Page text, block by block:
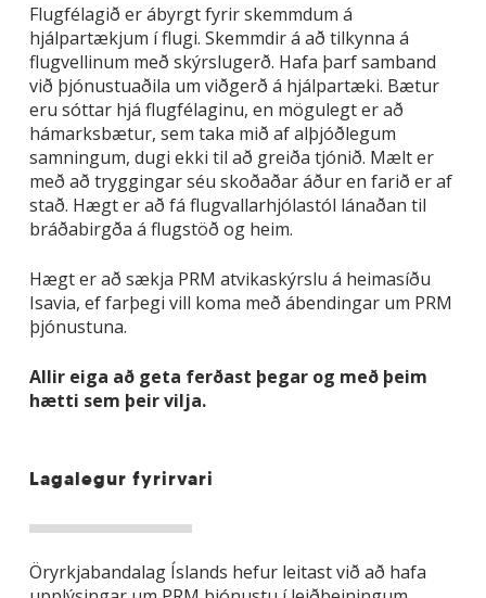
Flugfélagið er ábyrgt fyrir skemmdum á
hjálpartækjum í flugi. Skemmdir á að tilkynna á
flugvellinum með skýrslugerð. Hafa þarf samband
við þjónustuaðila um viðgerð á hjálpartæki. Bætur
eru sóttar hjá flugfélaginu, en mögulegt er að
hámarksbætur, sem taka mið af alþjóðlegum
samningum, dugi ekki til að greiða tjónið. Mælt er
með að tryggingar séu skoðaðar áður en farið er af
stað. Hægt er að fá flugvallarhjólastól lánaðan til
bráðabirgða á flugstöð og heim.
Hægt er að sækja PRM atvikaskýrslu á heimasíðu
Isavia, ef farþegi vill koma með ábendingar um PRM
þjónustuna.
Allir eiga að geta ferðast þegar og með þeim
hætti sem þeir vilja.
Lagalegur fyrirvari
Öryrkjabandalag Íslands hefur leitast við að hafa